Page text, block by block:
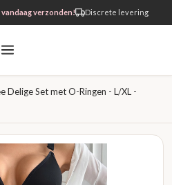
vandaag verzonden! Discrete levering
Delige Set met O-Ringen - L/XL -